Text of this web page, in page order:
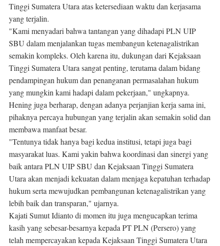
Tinggi Sumatera Utara atas ketersediaan waktu dan kerjasama
yang terjalin.
"Kami menyadari bahwa tantangan yang dihadapi PLN UIP
SBU dalam menjalankan tugas membangun ketenagalistrikan
semakin kompleks. Oleh karena itu, dukungan dari Kejaksaan
Tinggi Sumatera Utara sangat penting, terutama dalam bidang
pendampingan hukum dan penanganan permasalahan hukum
yang mungkin kami hadapi dalam pekerjaan," ungkapnya.
Hening juga berharap, dengan adanya perjanjian kerja sama ini,
pihaknya percaya hubungan yang terjalin akan semakin solid dan
membawa manfaat besar.
"Tentunya tidak hanya bagi kedua institusi, tetapi juga bagi
masyarakat luas. Kami yakin bahwa koordinasi dan sinergi yang
baik antara PLN UIP SBU dan Kejaksaan Tinggi Sumatera
Utara akan menjadi kekuatan dalam menjaga kepatuhan terhadap
hukum serta mewujudkan pembangunan ketenagalistrikan yang
lebih baik dan transparan," ujarnya.
Kajati Sumut Idianto di momen itu juga mengucapkan terima
kasih yang sebesar-besarnya kepada PT PLN (Persero) yang
telah mempercayakan kepada Kejaksaan Tinggi Sumatera Utara